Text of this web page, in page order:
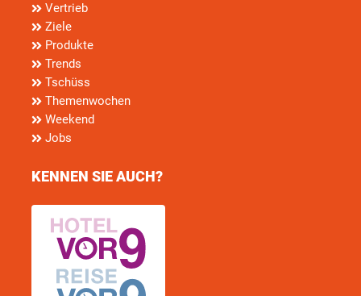
Vertrieb
Ziele
Produkte
Trends
Tschüss
Themenwochen
Weekend
Jobs
KENNEN SIE AUCH?